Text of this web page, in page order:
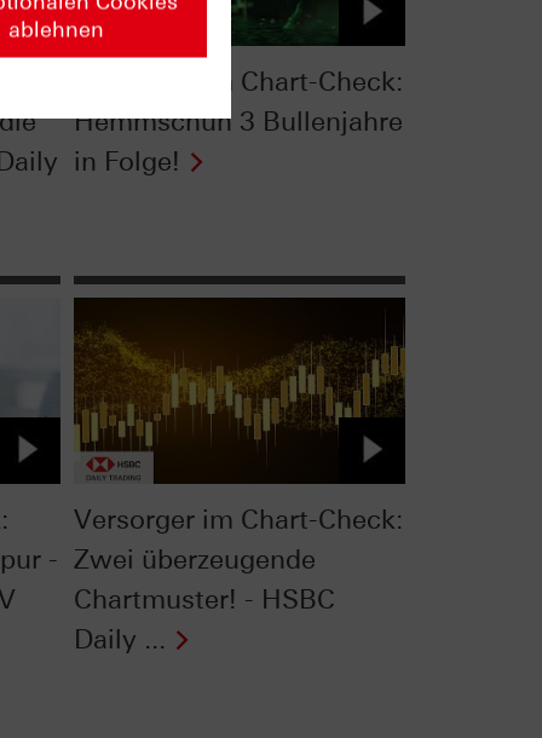
S&P 500® im Chart-Check:
Hemmschuh 3 Bullenjahre
in Folge!
-
Versorger im Chart-Check:
Zwei überzeugende
Chartmuster! - HSBC
Daily ...
ablehnen